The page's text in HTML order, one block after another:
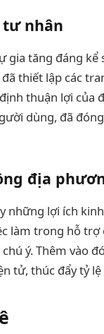
nhân
gia tăng đáng
đã thiết lập các
thuận lợi của
dùng, đã
địa
những lợi ích
làm trong hỗ
ý. Thêm vào
tử, thúc đẩy tỷ